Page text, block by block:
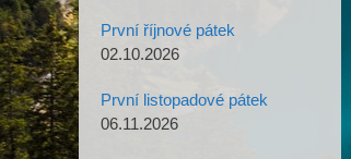
První říjnové pátek
02.10.2026
První listopadové pátek
06.11.2026